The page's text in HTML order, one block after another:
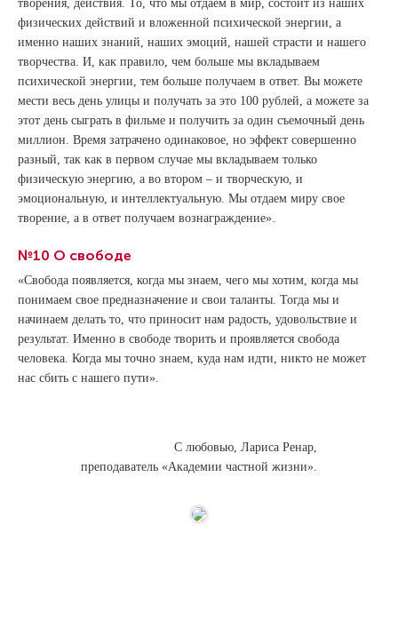
творения, действия. То, что мы отдаем в мир, состоит из наших
физических действий и вложенной психической энергии, а
именно наших знаний, наших эмоций, нашей страсти и нашего
творчества. И, как правило, чем больше мы вкладываем
психической энергии, тем больше получаем в ответ. Вы можете
мести весь день улицы и получать за это 100 рублей, а можете за
этот день сыграть в фильме и получить за один съемочный день
миллион. Время затрачено одинаковое, но эффект совершенно
разный, так как в первом случае мы вкладываем только
физическую энергию, а во втором – и творческую, и
эмоциональную, и интеллектуальную. Мы отдаем миру свое
творение, а в ответ получаем вознаграждение».
№10 О свободе
«Свобода появляется, когда мы знаем, чего мы хотим, когда мы
понимаем свое предназначение и свои таланты. Тогда мы и
начинаем делать то, что приносит нам радость, удовольствие и
результат. Именно в свободе творить и проявляется свобода
человека. Когда мы точно знаем, куда нам идти, никто не может
нас сбить с нашего пути».
С любовью, Лариса Ренар,
преподаватель «Академии частной жизни».